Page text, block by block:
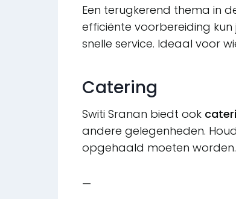
Een terugkerend thema in
efficiënte voorbereiding
snelle service. Ideaal voor
Catering
Switi Sranan biedt ook
andere gelegenheden.
opgehaald moeten worden.
—